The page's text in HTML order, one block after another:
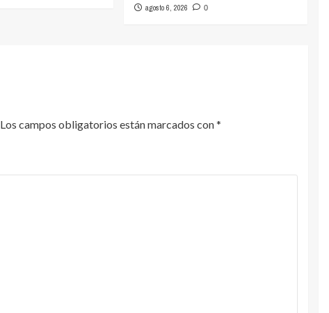
agosto 6, 2026 0
Los campos obligatorios están marcados con*